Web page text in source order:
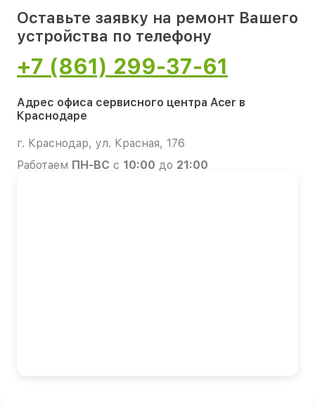
Оставьте заявку на ремонт Вашего
устройства по телефону
+7 (861) 299-37-61
Адрес офиса сервисного центра Acer в
Краснодаре
г. Краснодар, ул. Красная, 176
Работаем ПН-ВС с 10:00 до 21:00